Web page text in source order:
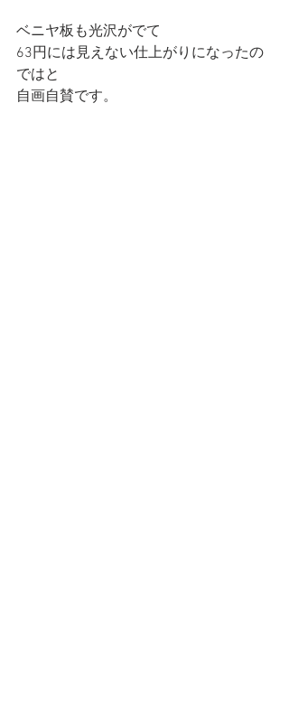
ベニヤ板も光沢がでて
63円には見えない仕上がりになったの
ではと
自画自賛です。